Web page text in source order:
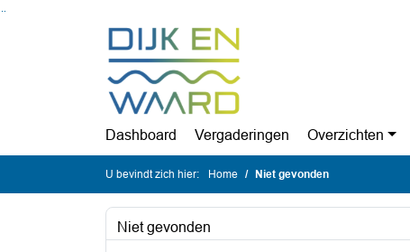
Dashboard Vergaderingen Overzichten
U bevindt zich hier: Home Niet gevonden
Niet gevonden